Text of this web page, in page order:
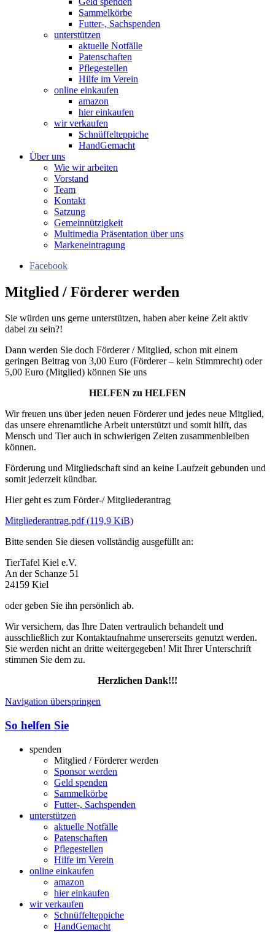
Sammelkörbe
Futter-, Sachspenden
unterstützen
aktuelle Notfälle
Patenschaften
Pflegestellen
Hilfe im Verein
online einkaufen
amazon
hier einkaufen
wir verkaufen
Schnüffelteppiche
HandGemacht
Über uns
Wie wir arbeiten
Vorstand
Team
Kontakt
Satzung
Gemeinnützigkeit
Multimedia Präsentation über uns
Markeneintragung
Facebook
Mitglied / Förderer werden
Sie würden uns gerne unterstützen, haben aber keine Zeit aktiv
dabei zu sein?!
Dann werden Sie doch Förderer / Mitglied, schon mit einem
geringen Beitrag von 3,00 Euro (Förderer – kein Stimmrecht) oder
5,00 Euro (Mitglied) können Sie uns
HELFEN zu HELFEN
Wir freuen uns über jeden neuen Förderer und jedes neue Mitglied,
das unsere ehrenamtliche Arbeit unterstützt und somit hilft, das
Mensch und Tier auch in schwierigen Zeiten zusammenbleiben
können.
Förderung und Mitgliedschaft sind an keine Laufzeit gebunden und
somit jederzeit kündbar.
Hier geht es zum Förder-/ Mitgliederantrag
Mitgliederantrag.pdf(119,9 KiB)
Bitte senden Sie diesen vollständig ausgefüllt an:
TierTafel Kiel e.V.
An der Schanze 51
24159 Kiel
oder geben Sie ihn persönlich ab.
Wir versichern, das Ihre Daten vertraulich behandelt und
ausschließlich zur Kontaktaufnahme unsererseits genutzt werden.
Sie werden nicht an dritte weitergegeben! Mit Ihrer Unterschrift
stimmen Sie dem zu.
Herzlichen Dank!!!
Navigation überspringen
So helfen Sie
spenden
Mitglied / Förderer werden
Sponsor werden
Geld spenden
Sammelkörbe
Futter-, Sachspenden
unterstützen
aktuelle Notfälle
Patenschaften
Pflegestellen
Hilfe im Verein
online einkaufen
amazon
hier einkaufen
wir verkaufen
Schnüffelteppiche
HandGemacht